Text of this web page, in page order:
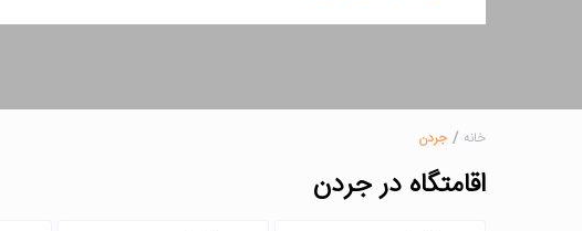
خانه جردن
اقامتگاه در جردن